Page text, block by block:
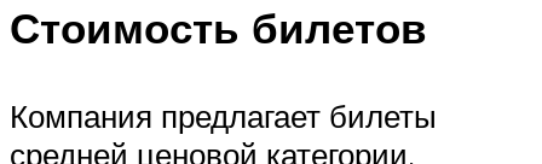
Стоимость билетов
Компания предлагает билеты
средней ценовой категории.